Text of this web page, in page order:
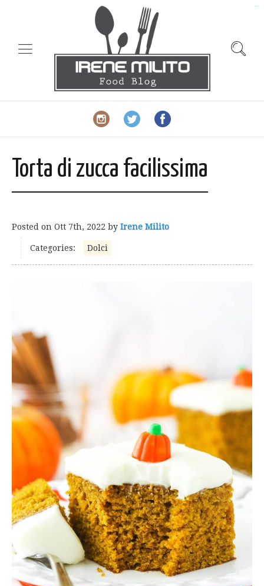
Torta di zucca facilissima
Posted on Ott 7th, 2022 by Irene Milito
Categories: Dolci